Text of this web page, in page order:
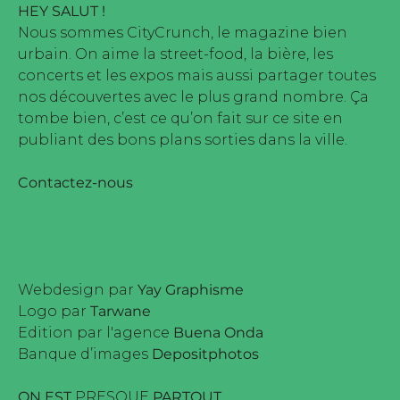
HEY SALUT !
Nous sommes CityCrunch, le magazine bien
urbain. On aime la street-food, la bière, les
concerts et les expos mais aussi partager toutes
nos découvertes avec le plus grand nombre. Ça
tombe bien, c’est ce qu’on fait sur ce site en
publiant des bons plans sorties dans la ville.
Contactez-nous
Webdesign par Yay Graphisme
Logo par Tarwane
Edition par l'agence Buena Onda
Banque d’images Depositphotos